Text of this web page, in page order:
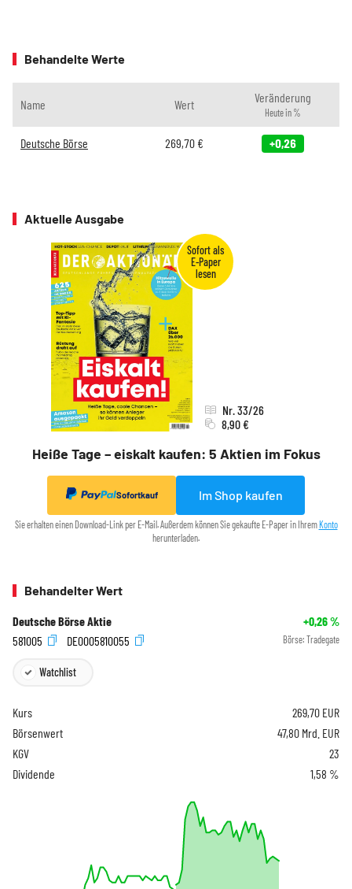
Behandelte Werte
Name Wert Veränderung
Heute in %
Deutsche Börse 269,70 € +0,26
Aktuelle Ausgabe
Heiße Tage – eiskalt kaufen: 5 Aktien im Fokus
Nr. 33/26
8,90 €
Sofortkauf Im Shop kaufen
Sie erhalten einen Download-Link per E-Mail. Außerdem können Sie gekaufte E-Paper in Ihrem Konto
herunterladen.
Behandelter Wert
Deutsche Börse Aktie +0,26%
581005
DE0005810055 Börse: Tradegate
Watchlist
Kurs 269,70 EUR
Börsenwert
47,80 Mrd. EUR
KGV
23
Dividende
1,58 %